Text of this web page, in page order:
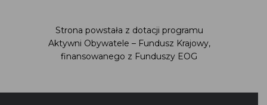
Strona powstała z dotacji programu
Aktywni Obywatele – Fundusz Krajowy,
finansowanego z Funduszy EOG